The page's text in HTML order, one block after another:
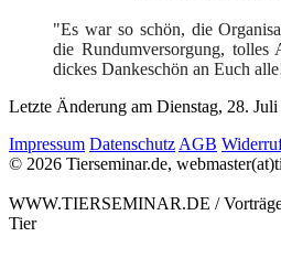
"Es war so schön, die
die Rundumversorgung,
dickes Dankeschön an Euch
Letzte Änderung am Dienstag, 28.
Impressum DatenschutzAGB
© 2026 Tierseminar.de,
WWW.TIERSEMINAR.DE /
Tier